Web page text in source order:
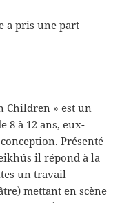
a pris une part
Children » est un
8 à 12 ans, eux-
Présenté
il répond à la
un travail
mettant en scène